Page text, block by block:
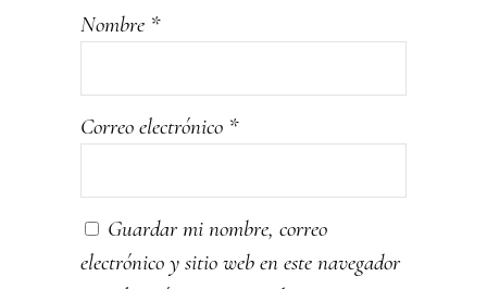
Nombre *
Correo electrónico *
Guardar mi nombre, correo
electrónico y sitio web en este navegador